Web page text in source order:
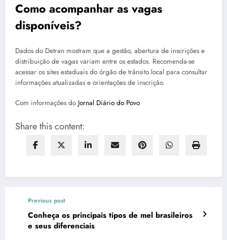
Como acompanhar as vagas
disponíveis?
Dados do Detran mostram que a gestão, abertura de inscrições e
distribuição de vagas variam entre os estados. Recomenda-se
acessar os sites estaduais do órgão de trânsito local para consultar
informações atualizadas e orientações de inscrição.
Com informações do Jornal Diário do Povo
Share this content:
Previous post
Conheça os principais tipos de mel brasileiros
e seus diferenciais